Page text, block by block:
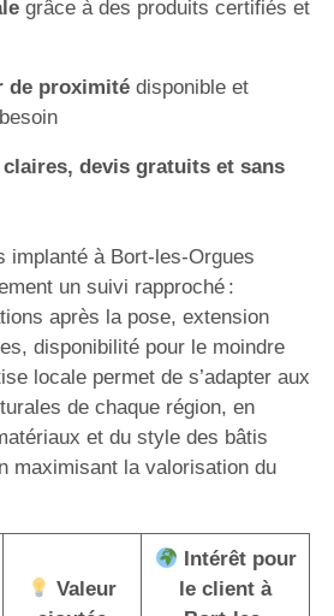
grâce à des produits certifiés et
de proximitédisponible et
devis gratuits et sans
implanté à Bort-les-Orgues
un suivi rapproché :
après la pose, extension
disponibilité pour le moindre
locale permet de s’adapter aux
de chaque région, en
et du style des bâtis
maximisant la valorisation du
Valeur
Intérêt pour
le client à